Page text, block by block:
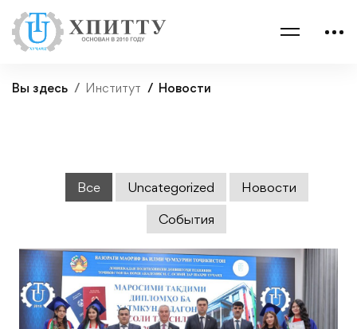
Вы здесь Институт Новости
Все Uncategorized
Новости
События